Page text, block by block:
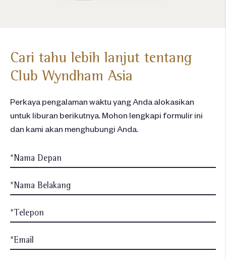
Cari tahu lebih lanjut tentang
Club Wyndham Asia
Perkaya pengalaman waktu yang Anda alokasikan
untuk liburan berikutnya. Mohon lengkapi formulir ini
dan kami akan menghubungi Anda.